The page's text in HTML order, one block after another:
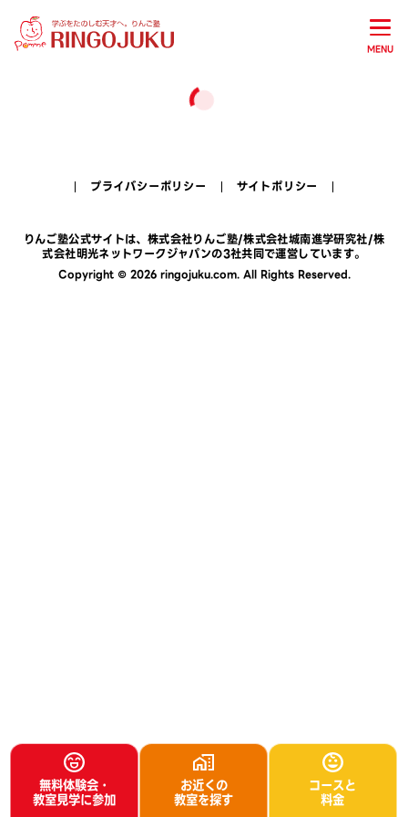
MENU
無料体験会・
教室見学に参加
お近くの
教室を探す
コースと
料金
プライバシーポリシー サイトポリシー
りんご塾公式サイトは、 株式会社りんご塾/株式会社城南進学研究社/株
式会社明光ネットワークジャパンの3社共同で運営しています。
Copyright © 2026 ringojuku.com. All Rights Reserved.